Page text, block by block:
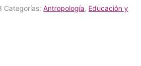
Categorías:Antropología, Educación y